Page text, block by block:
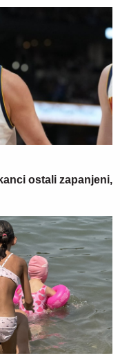
ostali zapanjeni,